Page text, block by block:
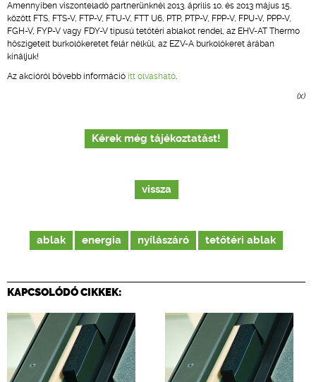
Amennyiben viszonteladó partnerünknél 2013. április 10. és 2013 május 15.
között FTS, FTS-V, FTP-V, FTU-V, FTT U6, PTP, PTP-V, FPP-V, FPU-V, PPP-V,
FGH-V, FYP-V vagy FDY-V típusú tetőtéri ablakot rendel, az EHV-AT Thermo
hőszigetelt burkolókeretet felár nélkül, az EZV-A burkolókeret árában
kínáljuk!
Az akcióról bővebb információ itt olvasható.
(x)
Kérek még tájékoztatást!
vissza
ablak energia nyílászáró tetőtéri ablak
KAPCSOLÓDÓ CIKKEK: